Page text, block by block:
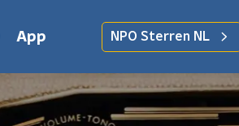
App NPO Sterren NL